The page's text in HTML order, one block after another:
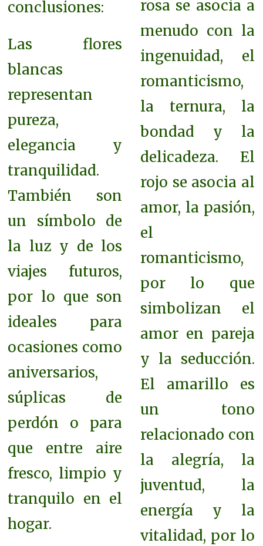
conclusiones:
Las flores
blancas
representan
pureza,
elegancia y
tranquilidad.
También son
un símbolo de
la luz y de los
viajes futuros,
por lo que son
ideales para
ocasiones como
aniversarios,
súplicas de
perdón o para
que entre aire
fresco, limpio y
tranquilo en el
hogar.
rosa se asocia a
menudo con la
ingenuidad, el
romanticismo,
la ternura, la
bondad y la
delicadeza. El
rojo se asocia al
amor, la pasión,
el
romanticismo,
por lo que
simbolizan el
amor en pareja
y la seducción.
El amarillo es
un tono
relacionado con
la alegría, la
juventud, la
energía y la
vitalidad, por lo